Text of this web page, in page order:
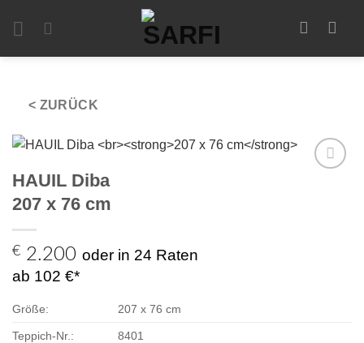
< ZURÜCK
HAUIL Diba
207 x 76 cm
€ 2.200 oder in 24 Raten
ab 102 €*
Größe: 207 x 76 cm
Teppich-Nr.: 8401